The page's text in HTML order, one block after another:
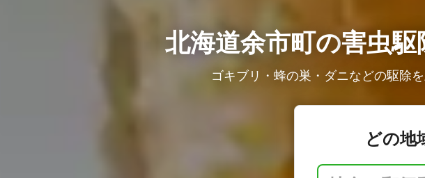
北海道余市町の害虫駆
ゴキブリ・蜂の巣・ダニなどの駆除
どの地